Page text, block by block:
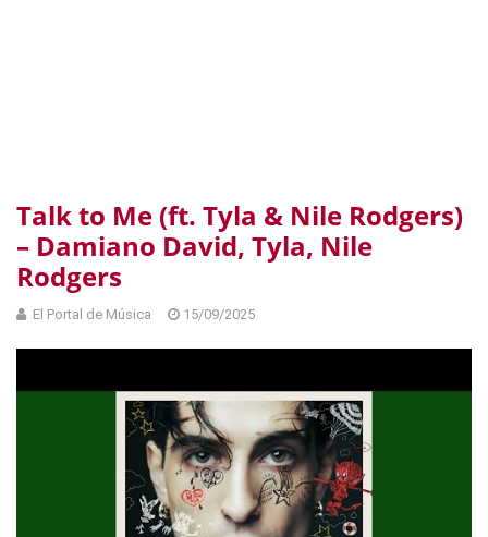
Talk to Me (ft. Tyla & Nile Rodgers)
– Damiano David, Tyla, Nile
Rodgers
El Portal de Música 15/09/2025